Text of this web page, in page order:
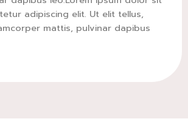
adipiscing elit. Ut elit tellus,
mattis, pulvinar dapibus